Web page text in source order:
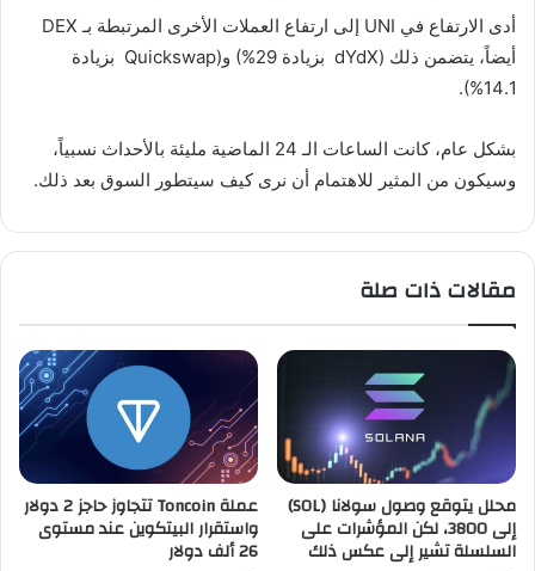
أدى الارتفاع في UNI إلى ارتفاع العملات الأخرى المرتبطة بـ DEX
أيضاً، يتضمن ذلك (dYdX بزيادة 29%) و(Quickswap بزيادة
14.1%).
بشكل عام، كانت الساعات الـ 24 الماضية مليئة بالأحداث نسبياً،
وسيكون من المثير للاهتمام أن نرى كيف سيتطور السوق بعد ذلك.
مقالات ذات صلة
محلل يتوقع وصول سولانا (SOL)
إلى 3800، لكن المؤشرات على
السلسلة تشير إلى عكس ذلك
عملة Toncoin تتجاوز حاجز 2 دولار
واستقرار البيتكوين عند مستوى
26 ألف دولار